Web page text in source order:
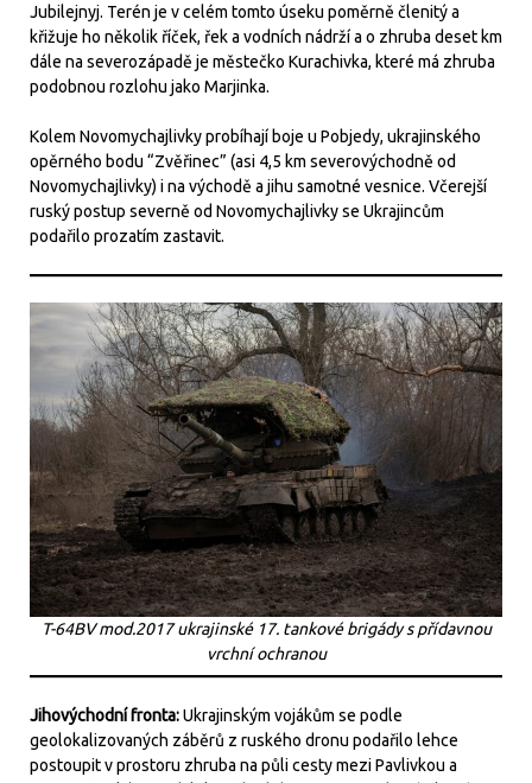
Jubilejnyj. Terén je v celém tomto úseku poměrně členitý a
křižuje ho několik říček, řek a vodních nádrží a o zhruba deset km
dále na severozápadě je městečko Kurachivka, které má zhruba
podobnou rozlohu jako Marjinka.
Kolem Novomychajlivky probíhají boje u Pobjedy, ukrajinského
opěrného bodu “Zvěřinec” (asi 4,5 km severovýchodně od
Novomychajlivky) i na východě a jihu samotné vesnice. Včerejší
ruský postup severně od Novomychajlivky se Ukrajincům
podařilo prozatím zastavit.
T-64BV mod.2017 ukrajinské 17. tankové brigády s přídavnou
vrchní ochranou
Jihovýchodní fronta:Ukrajinským vojákům se podle
geolokalizovaných záběrů z ruského dronu podařilo lehce
postoupit v prostoru zhruba na půli cesty mezi Pavlivkou a